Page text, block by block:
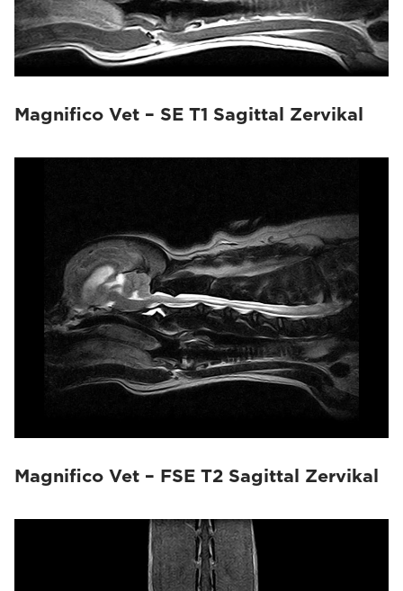
Magnifico Vet – SE T1 Sagittal Zervikal
Magnifico Vet – FSE T2 Sagittal Zervikal